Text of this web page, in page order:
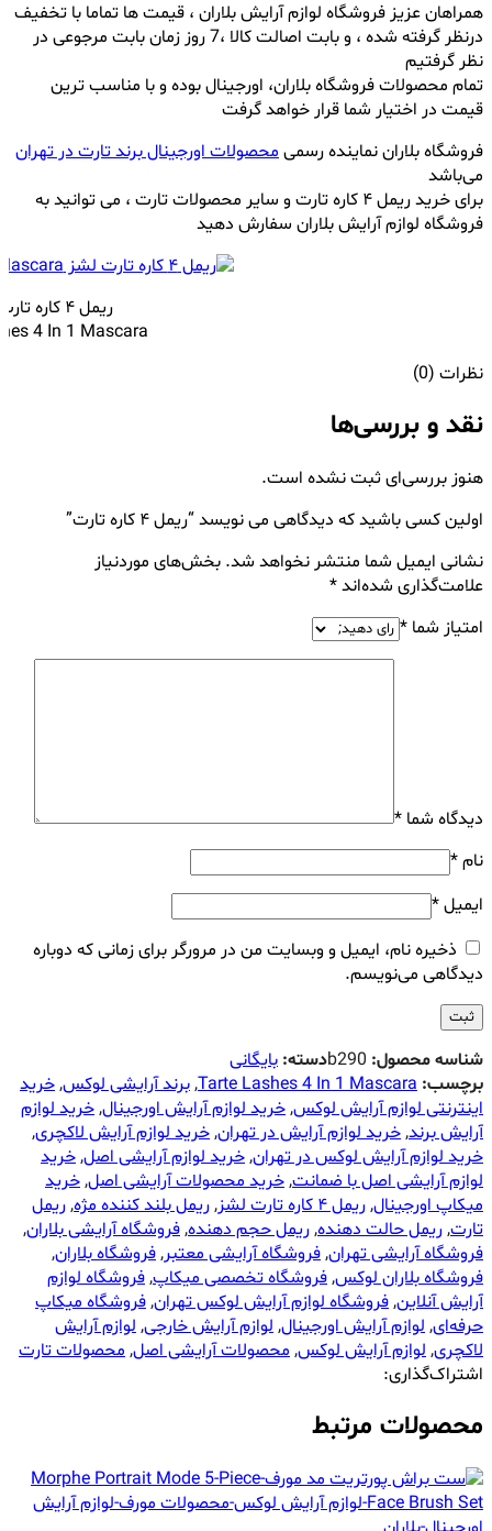
همراهان عزیز فروشگاه لوازم آرایش بلاران ، قیمت ها تماما با تخفیف
درنظر گرفته شده ، و بابت اصالت کالا ،7 روز زمان بابت مرجوعی در
نظر گرفتیم
تمام محصولات فروشگاه بلاران، اورجینال بوده و با مناسب ترین
قیمت در اختیار شما قرار خواهد گرفت
فروشگاه بلاران نماینده رسمیمحصولات اورجینال برند تارت در تهران
می‌باشد
برای خرید ریمل ۴ کاره تارت و سایر محصولات
تارت ، می توانید به
فروشگاه لوازم آرایش بلاران سفارش دهید
ریمل ۴ کاره تارت لشز
4 In 1 Mascara
نظرات (0)
نقد و بررسی‌ها
هنوز بررسی‌ای ثبت نشده است.
اولین کسی باشید که دیدگاهی می نویسد “ریمل ۴ کاره تارت”
نشانی ایمیل شما منتشر نخواهد شد. بخش‌های موردنیاز
علامت‌گذاری شده‌اند*
امتیاز شما *
دیدگاه شما *
نام*
ایمیل*
ذخیره نام، ایمیل و وبسایت من در مرورگر برای زمانی که دوباره
دیدگاهی می‌نویسم.
شناسه محصول: b290دسته: بایگانی
برچسب: Tarte Lashes 4 In 1 Mascara
,برند آرایشی لوکس,خرید
اینترنتی لوازم آرایش لوکس,خرید لوازم آرایش اورجینال,خرید لوازم
آرایش برند,خرید لوازم آرایش در تهران,خرید لوازم آرایش لاکچری,
خرید لوازم آرایش لوکس در تهران,خرید لوازم آرایشی اصل,خرید
لوازم آرایشی اصل با ضمانت,خرید محصولات آرایشی اصل,خرید
میکاپ اورجینال,ریمل ۴ کاره تارت لشز ,ریمل بلند کننده مژه,ریمل
تارت,ریمل حالت دهنده,ریمل حجم دهنده,فروشگاه آرایشی بلاران,
فروشگاه آرایشی تهران,فروشگاه آرایشی معتبر,فروشگاه بلاران,
فروشگاه بلاران لوکس,فروشگاه تخصصی میکاپ,فروشگاه لوازم
آرایش آنلاین,فروشگاه لوازم آرایش لوکس تهران,فروشگاه میکاپ
حرفه‌ای,لوازم آرایش اورجینال,لوازم آرایش خارجی,لوازم آرایش
لاکچری,لوازم آرایش لوکس,محصولات آرایشی اصل,محصولات تارت
اشتراک‌گذاری:
محصولات مرتبط